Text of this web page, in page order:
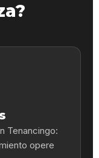
Tenancingo:
opere